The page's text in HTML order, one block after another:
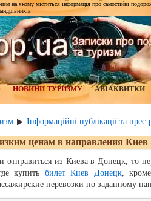
на якому міститься інформація про самостійні
НОВИНИ ТУРИЗМУ АВІАКВИТКИ
▶ Інформаційні публікації та прес-
ценам в направления Киев
из Киева в Донецк, то
купить билет Киев Донецк,
перевозки по заданному